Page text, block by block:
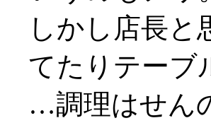
しかし店長と
てたりテー
…調理はせん